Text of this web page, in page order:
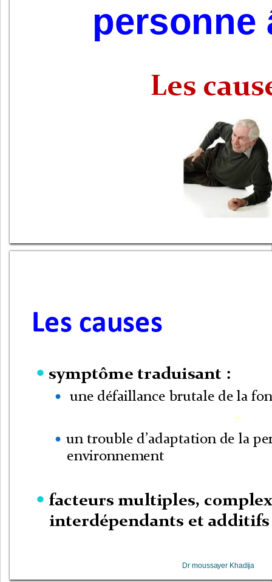
personne
Les
Les causes
 symptôme traduisant :

une défaillance brutale de la
+
 un trouble d’adaptation de la
environnement
 facteurs multiples,
interdépendants et additifs
Dr moussayer Khadija